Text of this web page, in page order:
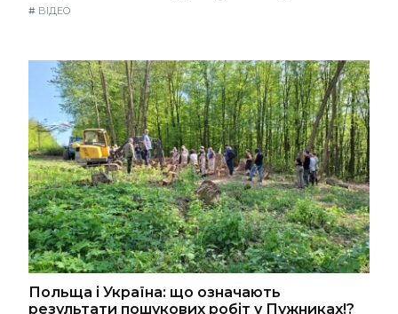
# ВІДЕО
Польща і Україна: що означають
результати пошукових робіт у Пужниках!?